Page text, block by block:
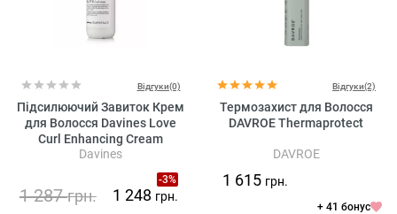
Відгуки(0)
Підсилюючий Завиток Крем
для Волосся Davines Love
Curl Enhancing Cream
Davines
-3%
1 287грн. 1 248 грн.
Відгуки(2)
Термозахист для Волосся
DAVROE Thermaprotect
DAVROE
1 615 грн.
+ 41 бонус